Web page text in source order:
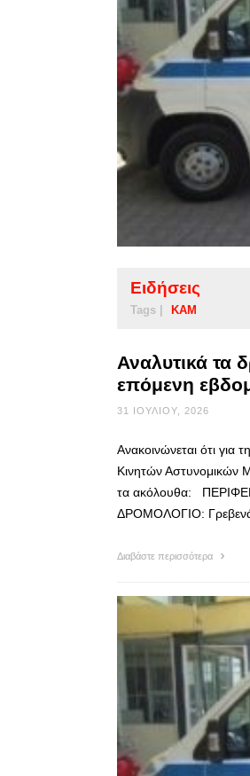
Ειδήσεις
Tags | ΚΑΜ
Αναλυτικά τα
επόμενη
31 ΙΟΥΛΊΟΥ, 2026
Ανακοινώνεται ότι
Κινητών Αστυνομικών
τα ακόλουθα:
ΔΡΟΜΟΛΟΓΙΟ: Γρεβενά-
Διαβάστε περισσότερα